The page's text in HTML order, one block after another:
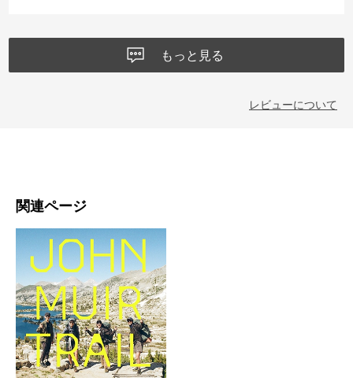
もっと見る
レビューについて
関連ページ